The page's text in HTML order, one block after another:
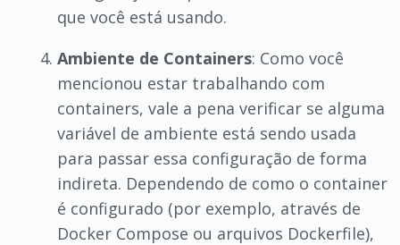
que você está usando.
Ambiente de Containers: Como você
mencionou estar trabalhando com
containers, vale a pena verificar se alguma
variável de ambiente está sendo usada
para passar essa configuração de forma
indireta. Dependendo de como o container
é configurado (por exemplo, através de
Docker Compose ou arquivos Dockerfile),